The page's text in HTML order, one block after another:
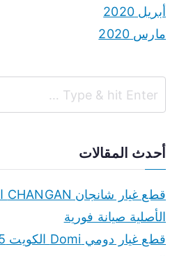
أبريل 2020
مارس 2020
أحدث المقالات
الأصلية صيانة فورية